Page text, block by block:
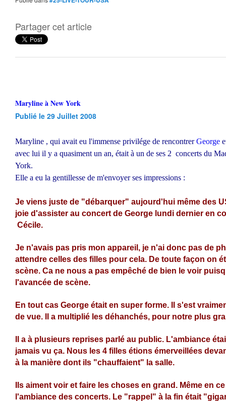
Partager cet article
Maryline à New York
Publié le 29 Juillet 2008
Maryline , qui avait eu l'immense privilége de rencontrer George
avec lui il y a quasiment un an, était à un de ses 2 concerts du
York.
Elle a eu la gentillesse de m'envoyer ses impressions :
Je viens juste de "débarquer" aujourd'hui même des
joie d'assister au concert de George lundi dernier en
Cécile.
Je n'avais pas pris mon appareil, je n'ai donc pas de
attendre celles des filles pour cela. De toute façon on
scène. Ca ne nous a pas empêché de bien le voir
l'avancée de scène.
En tout cas George était en super forme. Il s'est
de vue. Il a multiplié les déhanchés, pour notre plus
Il a à plusieurs reprises parlé au public. L'ambiance
jamais vu ça. Nous les 4 filles étions émerveillées
à la manière dont ils "chauffaient" la salle.
Ils aiment voir et faire les choses en grand. Même en
l'ambiance des concerts. Le "rappel" à la fin était